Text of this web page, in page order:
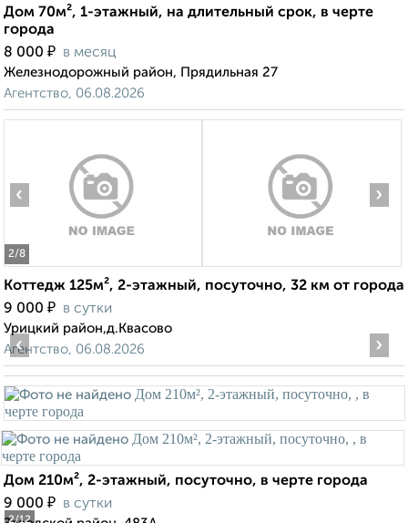
Дом 70м², 1-этажный, на длительный срок, в черте
города
8 000 ₽ в месяц
Железнодорожный район, Прядильная 27
Агентство, 06.08.2026
2/8
‹ ›
Коттедж 125м², 2-этажный, посуточно, 32 км от города
9 000 ₽ в сутки
Урицкий район,д.Квасово
Агентство, 06.08.2026
2/12
‹ ›
Дом 210м², 2-этажный, посуточно, в черте города
9 000 ₽ в сутки